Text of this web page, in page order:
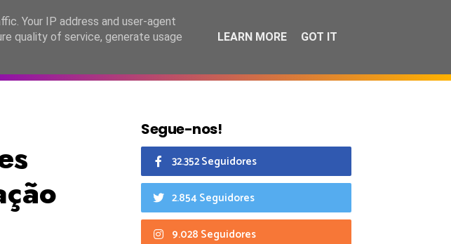
LANÇAMENTOS ESPECIAIS CALENDÁRIO
Segue-nos!
32.352 Seguidores
2.854 Seguidores
9.028 Seguidores
Your IP address and user-agent
quality of service, generate usage
LEARN MORE GOT IT